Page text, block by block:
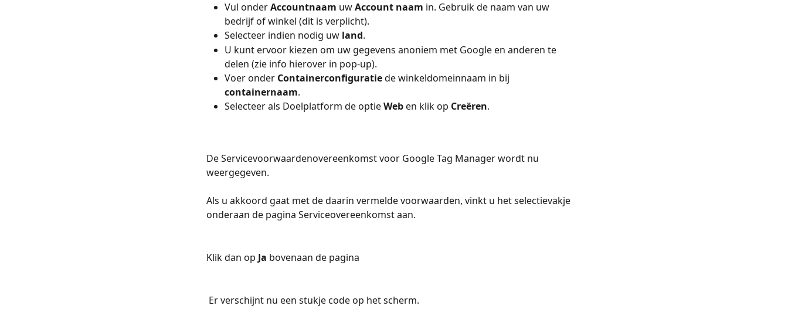
Vul onder Accountnaam uw Account naam in. Gebruik de naam van uw
bedrijf of winkel (dit is verplicht).
Selecteer indien nodig uw land.
U kunt ervoor kiezen om uw gegevens anoniem met Google en anderen te
delen (zie info hierover in pop-up).
Voer onder Containerconfiguratie de winkeldomeinnaam in bij
containernaam.
Selecteer als Doelplatform de optie Web en klik op Creëren.
De Servicevoorwaardenovereenkomst voor Google Tag Manager wordt nu
weergegeven.
Als u akkoord gaat met de daarin vermelde voorwaarden, vinkt u het selectievakje
onderaan de pagina Serviceovereenkomst aan.
Klik dan op Ja bovenaan de pagina
Er verschijnt nu een stukje code op het scherm.